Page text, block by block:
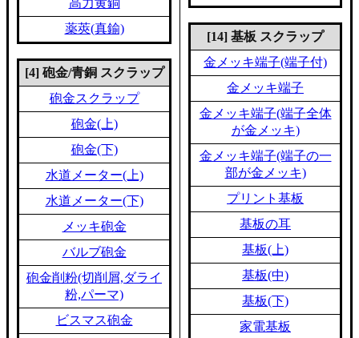
高力黄銅
薬莢(真鍮)
[4] 砲金/青銅 スクラップ
砲金スクラップ
砲金(上)
砲金(下)
水道メーター(上)
水道メーター(下)
メッキ砲金
バルブ砲金
砲金削粉(切削屑,ダライ
粉,パーマ)
ビスマス砲金
[14] 基板 スクラップ
金メッキ端子(端子付)
金メッキ端子
金メッキ端子(端子全体
が金メッキ)
金メッキ端子(端子の一
部が金メッキ)
プリント基板
基板の耳
基板(上)
基板(中)
基板(下)
家電基板